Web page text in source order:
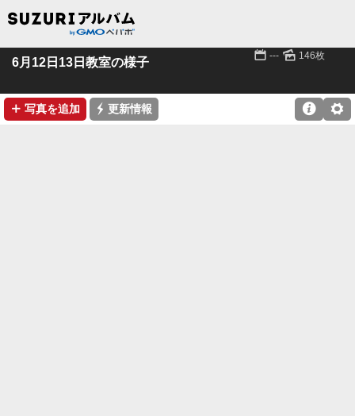
6月12日13日教室の様子 📅 --- 🌄 146枚
➕ 写真を追加 ⚡ 更新情報 ⚙
